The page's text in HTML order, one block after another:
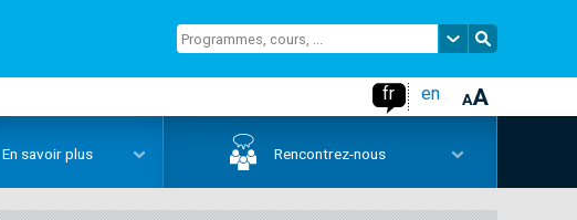
fr en
En savoir plus Rencontrez-nous